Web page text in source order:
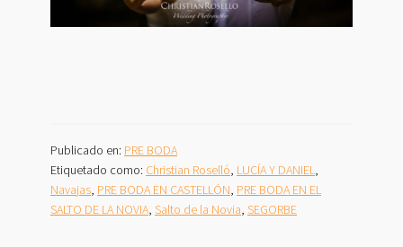
Publicado en: PRE BODA
Etiquetado como: Christian Roselló, LUCÍA Y DANIEL,
Navajas, PRE BODA EN CASTELLÓN, PRE BODA EN EL
SALTO DE LA NOVIA, Salto de la Novia, SEGORBE